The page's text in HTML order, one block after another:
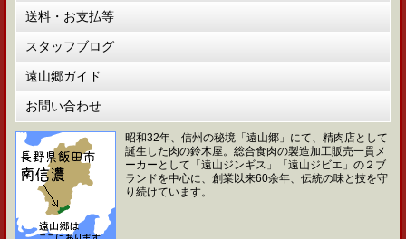
送料・お支払等
スタッフブログ
遠山郷ガイド
お問い合わせ
昭和32年、信州の秘境「遠山郷」にて、精肉店として
誕生した肉の鈴木屋。総合食肉の製造加工販売一貫メ
ーカーとして「遠山ジンギス」「遠山ジビエ」の２ブ
ランドを中心に、創業以来60余年、伝統の味と技を守
り続けています。